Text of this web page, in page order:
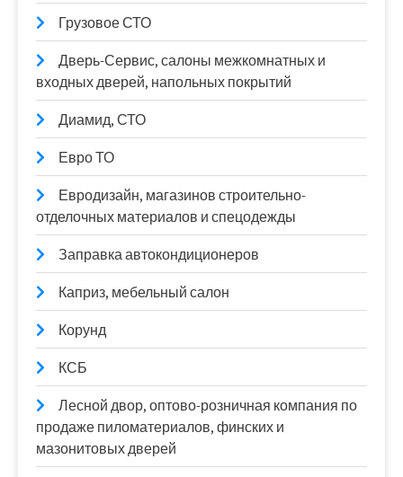
Грузовое СТО
Дверь-Сервис, салоны межкомнатных и
входных дверей, напольных покрытий
Диамид, СТО
Евро ТО
Евродизайн, магазинов строительно-
отделочных материалов и спецодежды
Заправка автокондиционеров
Каприз, мебельный салон
Корунд
КСБ
Лесной двор, оптово-розничная компания по
продаже пиломатериалов, финских и
мазонитовых дверей